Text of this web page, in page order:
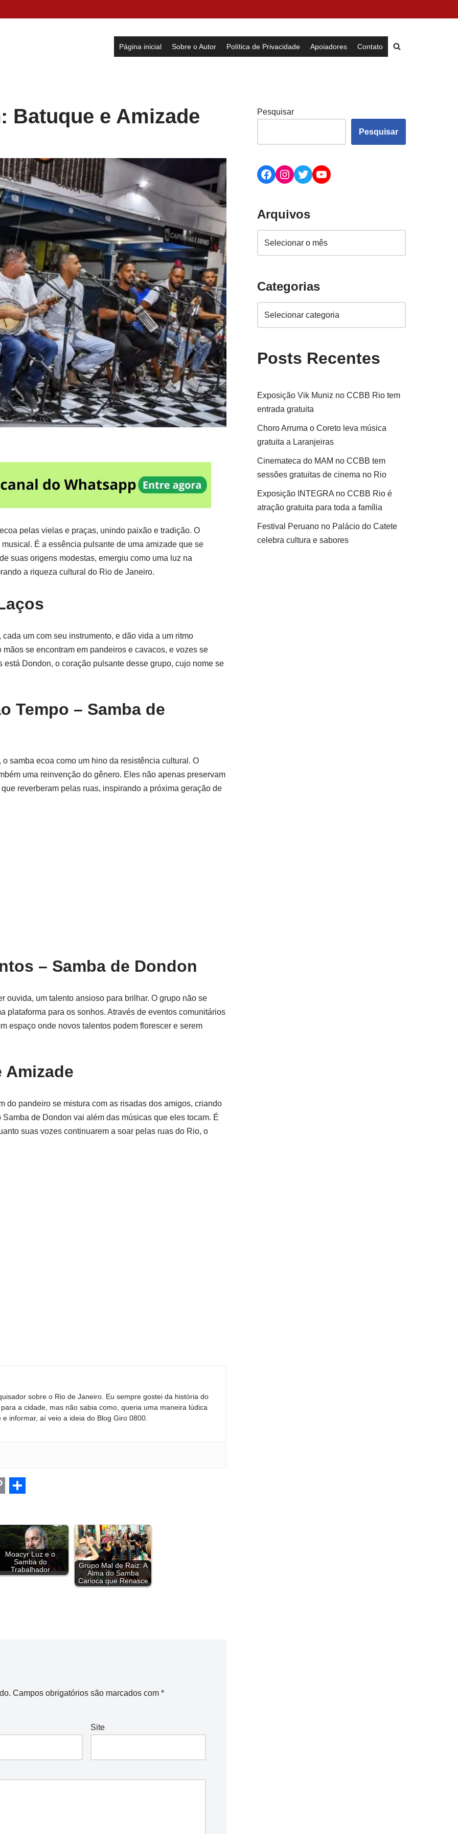
Página inicial Sobre o Autor Política de Privacidade Apoiadores Contato
Batuque e Amizade
pelas vielas e praças, unindo paixão e tradição. O
É a essência pulsante de uma amizade que se
suas origens modestas, emergiu como uma luz na
a riqueza cultural do Rio de Janeiro.
um com seu instrumento, e dão vida a um ritmo
se encontram em pandeiros e cavacos, e vozes se
Dondon, o coração pulsante desse grupo, cujo nome se
Tempo – Samba de
samba ecoa como um hino da resistência cultural. O
uma reinvenção do gênero. Eles não apenas preservam
reverberam pelas ruas, inspirando a próxima geração de
– Samba de Dondon
ouvida, um talento ansioso para brilhar. O grupo não se
plataforma para os sonhos. Através de eventos comunitários
espaço onde novos talentos podem florescer e serem
Amizade
do pandeiro se mistura com as risadas dos amigos, criando
de Dondon vai além das músicas que eles tocam. É
suas vozes continuarem a soar pelas ruas do Rio, o
sobre o Rio de Janeiro. Eu sempre gostei da história do
a cidade, mas não sabia como, queria uma maneira lúdica
informar, aí veio a ideia do Blog Giro 0800.
a
r
e
Moacyr Luz e o
Samba do
Trabalhador
Grupo Mal de Raiz: A
Alma do Samba
Carioca que Renasce
Campos obrigatórios são marcados com *
Site
Pesquisar
Pesquisar
Arquivos
Categorias
Posts Recentes
Exposição Vik Muniz no CCBB Rio tem
entrada gratuita
Choro Arruma o Coreto leva música
gratuita a Laranjeiras
Cinemateca do MAM no CCBB tem
sessões gratuitas de cinema no Rio
Exposição INTEGRA no CCBB Rio é
atração gratuita para toda a família
Festival Peruano no Palácio do Catete
celebra cultura e sabores